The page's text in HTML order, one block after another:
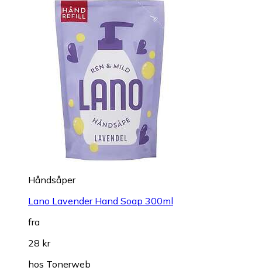
Håndsåper
Lano Lavender Hand Soap 300ml
fra
28 kr
hos Tonerweb